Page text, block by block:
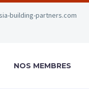
building-partners.com
NOS MEMBRES